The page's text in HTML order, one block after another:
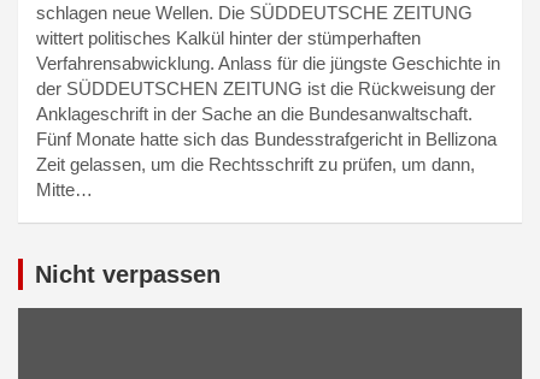
schlagen neue Wellen. Die SÜDDEUTSCHE ZEITUNG
wittert politisches Kalkül hinter der stümperhaften
Verfahrensabwicklung. Anlass für die jüngste Geschichte in
der SÜDDEUTSCHEN ZEITUNG ist die Rückweisung der
Anklageschrift in der Sache an die Bundesanwaltschaft.
Fünf Monate hatte sich das Bundesstrafgericht in Bellizona
Zeit gelassen, um die Rechtsschrift zu prüfen, um dann,
Mitte…
Nicht verpassen